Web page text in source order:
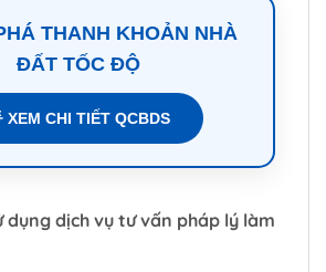
THANH KHOẢN NHÀ
ĐẤT TỐC ĐỘ
XEM CHI TIẾT QCBDS
dụng dịch vụ tư vấn pháp lý làm